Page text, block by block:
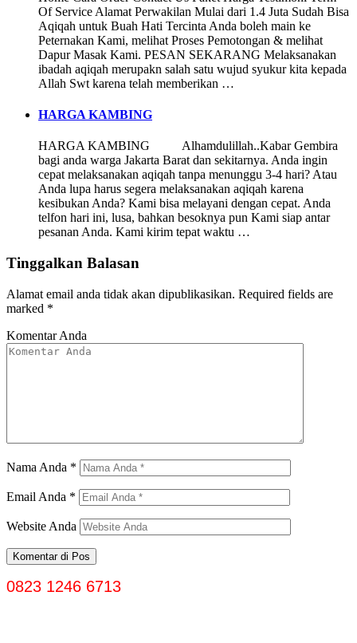
Of Service Alamat Perwakilan Mulai dari 1.4 Juta Sudah Bisa
Aqiqah untuk Buah Hati Tercinta Anda boleh main ke
Peternakan Kami, melihat Proses Pemotongan & melihat
Dapur Masak Kami. PESAN SEKARANG Melaksanakan
ibadah aqiqah merupakn salah satu wujud syukur kita kepada
Allah Swt karena telah memberikan …
HARGA KAMBING
HARGA KAMBING Alhamdulillah..Kabar Gembira
bagi anda warga Jakarta Barat dan sekitarnya. Anda ingin
cepat melaksanakan aqiqah tanpa menunggu 3-4 hari? Atau
Anda lupa harus segera melaksanakan aqiqah karena
kesibukan Anda? Kami bisa melayani dengan cepat. Anda
telfon hari ini, lusa, bahkan besoknya pun Kami siap antar
pesanan Anda. Kami kirim tepat waktu …
Tinggalkan Balasan
Alamat email anda tidak akan dipublikasikan. Required fields are
marked *
Komentar Anda
Nama Anda *
Email Anda *
Website Anda
0823 1246 6713